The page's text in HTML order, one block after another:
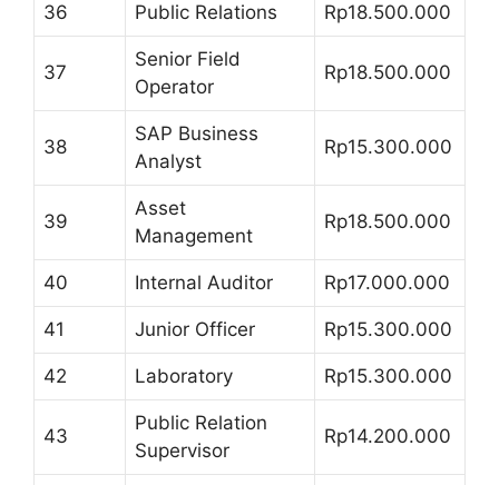
36 Public Relations Rp18.500.000
37
Senior Field
Operator
Rp18.500.000
38
SAP Business
Analyst
Rp15.300.000
39
Asset
Management
Rp18.500.000
40 Internal Auditor Rp17.000.000
41 Junior Officer Rp15.300.000
42 Laboratory Rp15.300.000
43
Public Relation
Supervisor
Rp14.200.000